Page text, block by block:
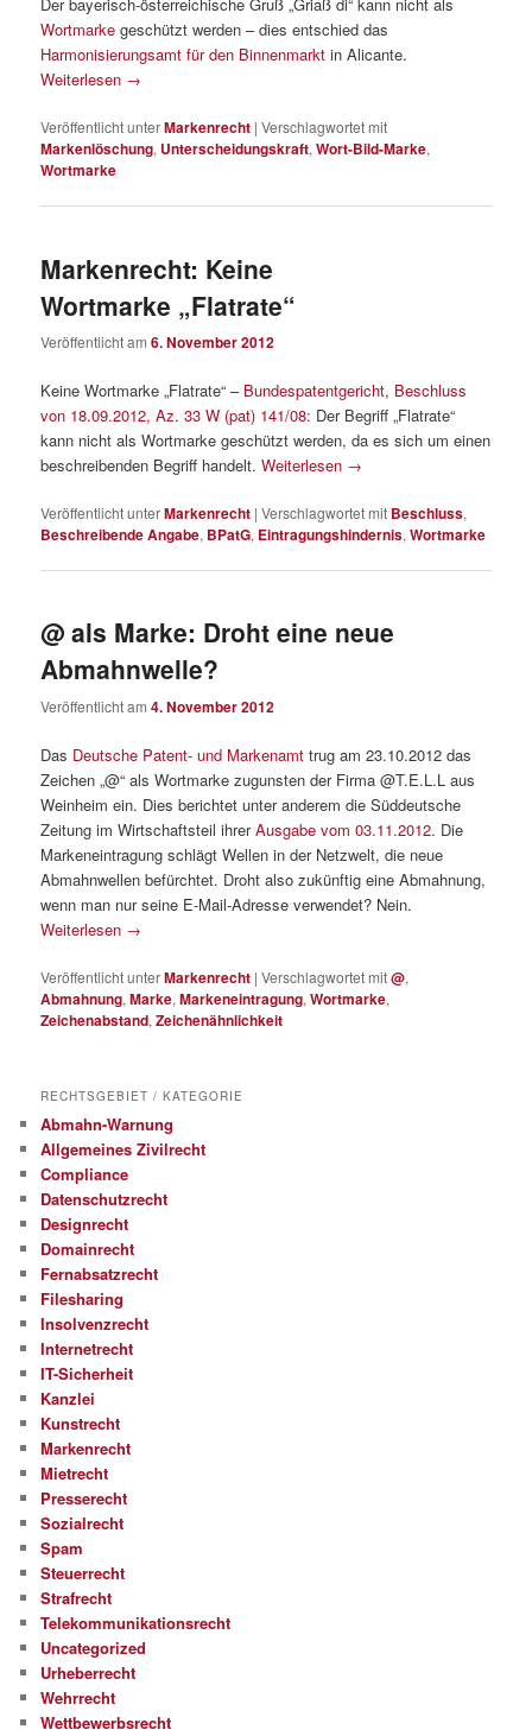
Wortmarke geschützt werden – dies entschied das
Harmonisierungsamt für den Binnenmarkt in Alicante.
Weiterlesen →
Veröffentlicht unterMarkenrecht |Verschlagwortet mit
Markenlöschung, Unterscheidungskraft,Wort-Bild-Marke,
Wortmarke
Markenrecht: Keine
Wortmarke „Flatrate“
Veröffentlicht am6. November 2012
Keine Wortmarke „Flatrate“ – Bundespatentgericht, Beschluss
von 18.09.2012, Az. 33 W (pat) 141/08: Der Begriff „Flatrate“
kann nicht als Wortmarke geschützt werden, da es sich um einen
beschreibenden Begriff handelt.Weiterlesen →
Veröffentlicht unterMarkenrecht |Verschlagwortet mit Beschluss,
Beschreibende Angabe, BPatG, Eintragungshindernis,Wortmarke
@ als Marke: Droht eine neue
Abmahnwelle?
Veröffentlicht am4. November 2012
Das Deutsche Patent- und Markenamttrug am 23.10.2012 das
Zeichen „@“ als Wortmarke zugunsten der Firma @T.E.L.L aus
Weinheim ein. Dies berichtet unter anderem die Süddeutsche
Zeitung im Wirtschaftsteil ihrerAusgabe vom 03.11.2012. Die
Markeneintragung schlägt Wellen in der Netzwelt, die neue
Abmahnwellen befürchtet. Droht also zukünftig eine Abmahnung,
wenn man nur seine E-Mail-Adresse verwendet? Nein.
Weiterlesen →
Veröffentlicht unterMarkenrecht |Verschlagwortet mit@,
Abmahnung,Marke,Markeneintragung,Wortmarke,
Zeichenabstand,Zeichenähnlichkeit
RECHTSGEBIET / KATEGORIE
Abmahn-Warnung
Allgemeines Zivilrecht
Compliance
Datenschutzrecht
Designrecht
Domainrecht
Fernabsatzrecht
Filesharing
Insolvenzrecht
Internetrecht
IT-Sicherheit
Kanzlei
Kunstrecht
Markenrecht
Mietrecht
Presserecht
Sozialrecht
Spam
Steuerrecht
Strafrecht
Telekommunikationsrecht
Uncategorized
Urheberrecht
Wehrrecht
Wettbewerbsrecht